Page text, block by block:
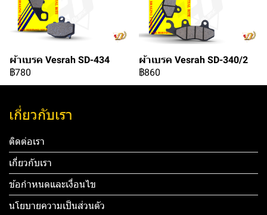
ผ้าเบรค Vesrah SD-434
฿780
ผ้าเบรค Vesrah SD-340/2
฿860
เกี่ยวกับเรา
ติดต่อเรา
เกี่ยวกับเรา
ข้อกำหนดและเงื่อนไข
นโยบายความเป็นส่วนตัว